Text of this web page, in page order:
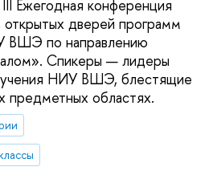
конференция
дверей программ
ВШЭ по направлению
Спикеры — лидеры
НИУ ВШЭ, блестящие
предметных областях.